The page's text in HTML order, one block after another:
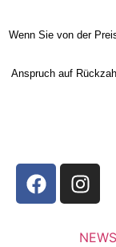
Wenn Sie von der
Anspruch auf